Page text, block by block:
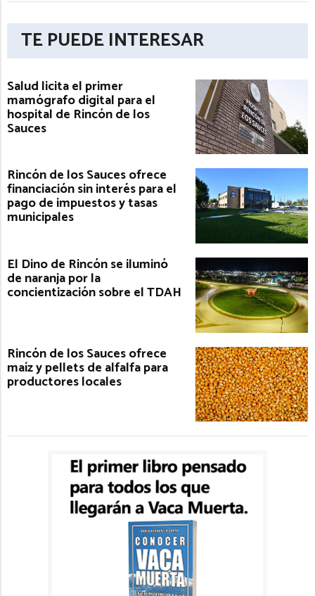
TE PUEDE INTERESAR
Salud licita el primer
mamógrafo digital para el
hospital de Rincón de los
Sauces
Rincón de los Sauces ofrece
financiación sin interés para el
pago de impuestos y tasas
municipales
El Dino de Rincón se iluminó
de naranja por la
concientización sobre el TDAH
Rincón de los Sauces ofrece
maíz y pellets de alfalfa para
productores locales